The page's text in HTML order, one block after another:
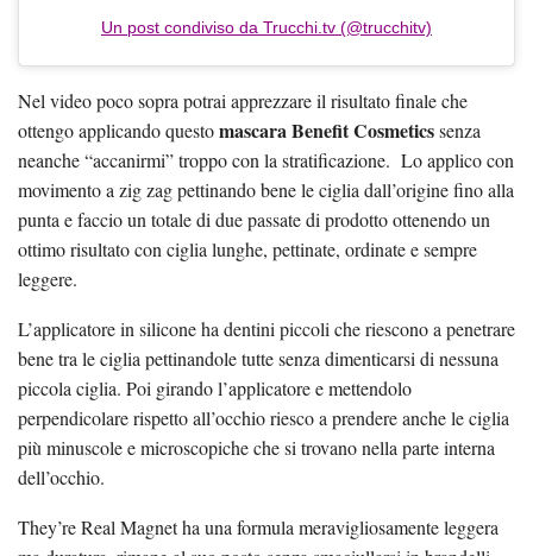
Un post condiviso da Trucchi.tv (@trucchitv)
Nel video poco sopra potrai apprezzare il risultato finale che
ottengo applicando questomascara Benefit Cosmeticssenza
neanche “accanirmi” troppo con la stratificazione. Lo applico con
movimento a zig zag pettinando bene le ciglia dall’origine fino alla
punta e faccio un totale di due passate di prodotto ottenendo un
ottimo risultato con ciglia lunghe, pettinate, ordinate e sempre
leggere.
L’applicatore in silicone ha dentini piccoli che riescono a penetrare
bene tra le ciglia pettinandole tutte senza dimenticarsi di nessuna
piccola ciglia. Poi girando l’applicatore e mettendolo
perpendicolare rispetto all’occhio riesco a prendere anche le ciglia
più minuscole e microscopiche che si trovano nella parte interna
dell’occhio.
They’re Real Magnet ha una formula meravigliosamente leggera